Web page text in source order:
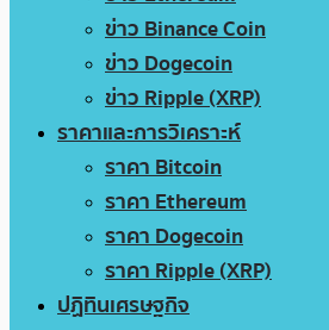
ข่าว Binance Coin
ข่าว Dogecoin
ข่าว Ripple (XRP)
ราคาและการวิเคราะห์
ราคา Bitcoin
ราคา Ethereum
ราคา Dogecoin
ราคา Ripple (XRP)
ปฏิทินเศรษฐกิจ